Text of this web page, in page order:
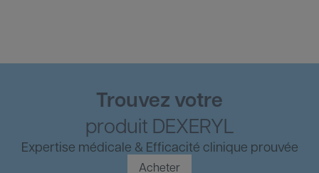
Trouvez votre
produit DEXERYL
Expertise médicale & Efficacité clinique prouvée
Acheter